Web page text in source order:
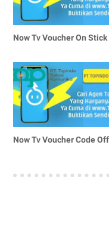
Now Tv Voucher On Stick
Now Tv Voucher Code